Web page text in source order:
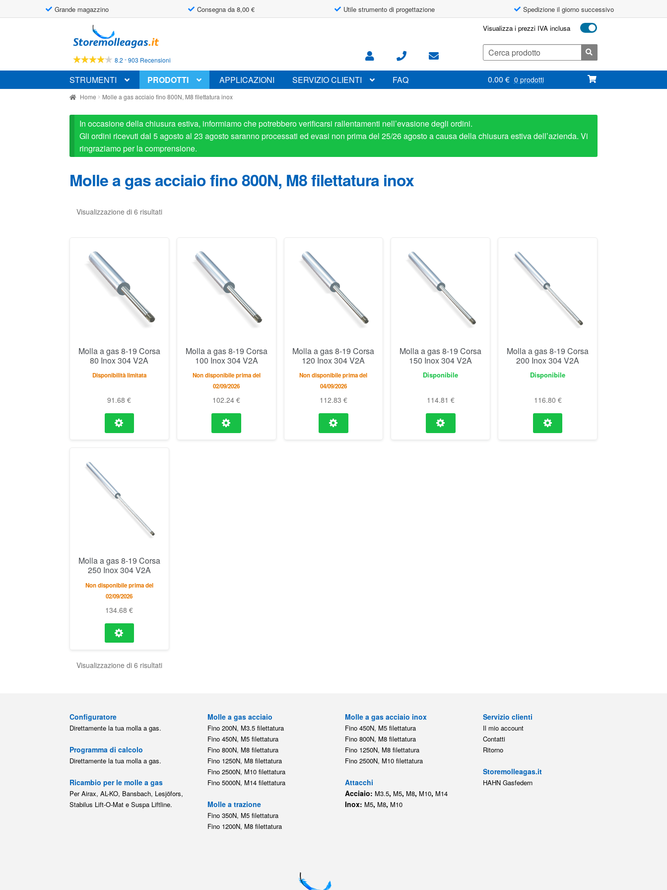
Grande magazzino Consegna da 8,00 € Utile strumento di progettazione Spedizione il giorno successivo
alla
navigazione
al
contenuto
8.2 -903 Recensioni
Visualizza i prezzi IVA inclusa
Cerca:
STRUMENTI PRODOTTI APPLICAZIONI SERVIZIO CLIENTI FAQ 0.00 € 0 prodotti
Home Molle a gas acciaio fino 800N, M8 filettatura inox
In occasione della chiusura estiva, informiamo che potrebbero verificarsi rallentamenti nell’evasione degli ordini.
Gli ordini ricevuti dal 5 agosto al 23 agosto saranno processati ed evasi non prima del 25/26 agosto a causa della chiusura estiva dell’azienda. Vi
ringraziamo per la comprensione.
Molle a gas acciaio fino 800N, M8 filettatura inox
Visualizzazione di 6 risultati
Molla a gas 8-19 Corsa
80 Inox 304 V2A
Disponibilità limitata
91.68€
Molla a gas 8-19 Corsa
100 Inox 304 V2A
Non disponibile prima del
02/09/2026
102.24€
Molla a gas 8-19 Corsa
120 Inox 304 V2A
Non disponibile prima del
04/09/2026
112.83 €
Molla a gas 8-19 Corsa
150 Inox 304 V2A
Disponibile
114.81 €
Molla a gas 8-19 Corsa
200 Inox 304 V2A
Disponibile
116.80 €
Molla a gas 8-19 Corsa
250 Inox 304 V2A
Non disponibile prima del
02/09/2026
134.68€
Visualizzazione di 6 risultati
Configuratore
Direttamente la tua molla a gas.
Programma di calcolo
Direttamente la tua molla a gas.
Ricambio per le molle a gas
Per Airax, AL-KO, Bansbach, Lesjöfors,
Stabilus Lift-O-Mat e Suspa Liftline.
Molle a gas acciaio
Fino 200N, M3.5 filettatura
Fino 450N, M5 filettatura
Fino 800N, M8 filettatura
Fino 1250N, M8 filettatura
Fino 2500N, M10 filettatura
Fino 5000N, M14 filettatura
Molle a trazione
Fino 350N, M5 filettatura
Fino 1200N, M8 filettatura
Molle a gas acciaio inox
Fino 450N, M5 filettatura
Fino 800N, M8 filettatura
Fino 1250N, M8 filettatura
Fino 2500N, M10 filettatura
Attacchi
Acciaio: M3.5, M5, M8, M10, M14
Inox: M5, M8, M10
Servizio clienti
Il mio account
Contatti
Ritorno
Storemolleagas.it
HAHN Gasfedern